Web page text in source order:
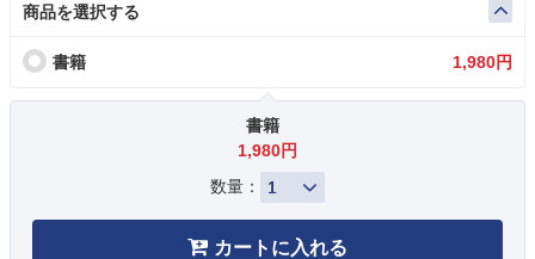
商品を選択する
書籍 1,980円
書籍
1,980円
数量：
カートに入れる